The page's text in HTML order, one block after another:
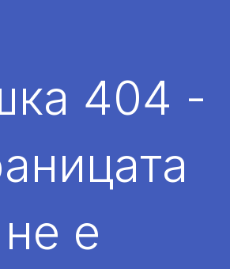
404 -
не е